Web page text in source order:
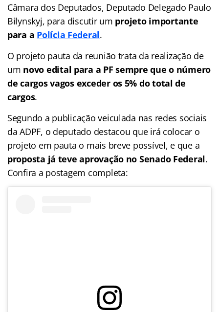
Câmara dos Deputados, Deputado Delegado Paulo
Bilynskyj, para discutir um projeto importante
para a Polícia Federal.
O projeto pauta da reunião trata da realização de
um novo edital para a PF sempre que o número
de cargos vagos exceder os 5% do total de
cargos.
Segundo a publicação veiculada nas redes sociais
da ADPF, o deputado destacou que irá colocar o
projeto em pauta o mais breve possível, e que a
proposta já teve aprovação no Senado Federal.
Confira a postagem completa: